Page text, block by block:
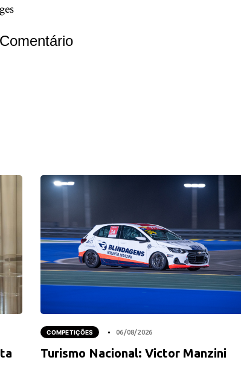
COMPETIÇÕES 06/08/2026
Turismo Nacional: Victor Manzini